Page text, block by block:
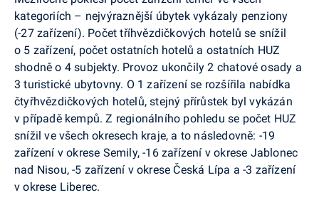
kategoriích – nejvýraznější úbytek vykázaly penziony
(-27 zařízení). Počet tříhvězdičkových hotelů se snížil
o 5 zařízení, počet ostatních hotelů a ostatních HUZ
shodně o 4 subjekty. Provoz ukončily 2 chatové osady a
3 turistické ubytovny. O 1 zařízení se rozšířila nabídka
čtyřhvězdičkových hotelů, stejný přírůstek byl vykázán
v případě kempů. Z regionálního pohledu se počet HUZ
snížil ve všech okresech kraje, a to následovně: -19
zařízení v okrese Semily, -16 zařízení v okrese Jablonec
nad Nisou, -5 zařízení v okrese Česká Lípa a -3 zařízení
v okrese Liberec.